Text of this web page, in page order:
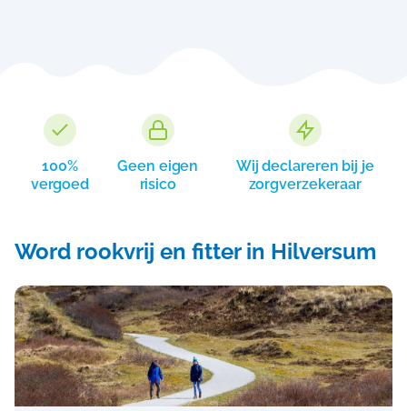
100%
vergoed
Geen eigen
risico
Wij declareren bij je
zorgverzekeraar
Word rookvrij en fitter in Hilversum